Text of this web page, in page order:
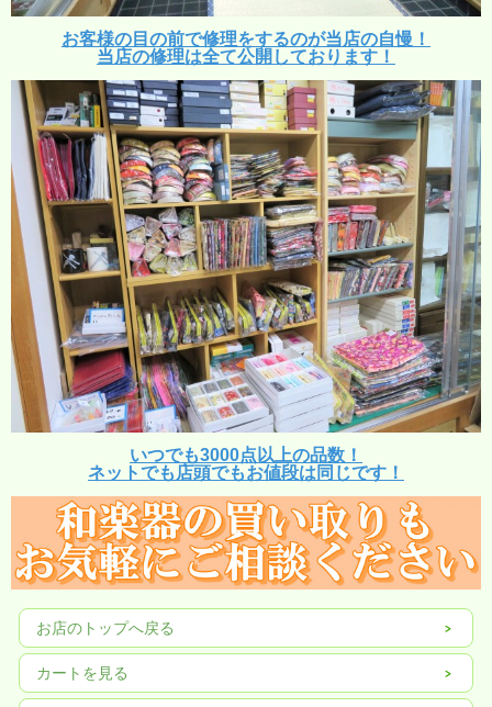
お客様の目の前で修理をするのが当店の自慢！
当店の修理は全て公開しております！
いつでも3000点以上の品数！
ネットでも店頭でもお値段は同じです！
お店のトップへ戻る
カートを見る